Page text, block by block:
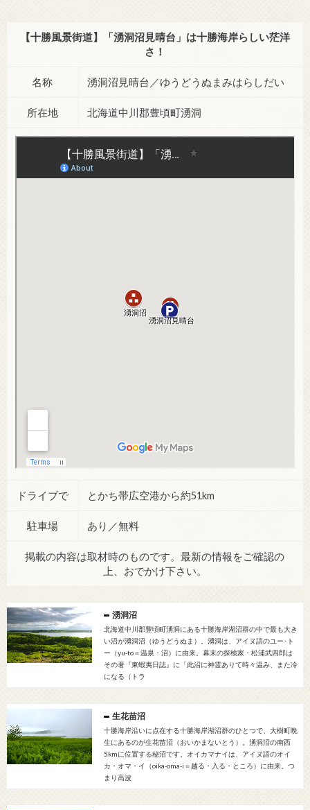
【十勝風景街道】「湧洞沼見晴台」は十勝海岸らしい茫洋
さ！
名称 湧洞沼見晴台／ゆうどうぬまみはらしだい
所在地 北海道中川郡豊頃町湧洞
ドライブで とかち帯広空港から約51km
駐車場 あり／無料
掲載の内容は取材時のものです。最新の情報をご確認の
上、おでかけ下さい。
湧洞沼
北海道中川郡豊頃町湧洞にある十勝海岸湖沼群の中で最も大き
い沼が湧洞沼（ゆうどうぬま）。湧洞は、アイヌ語のユー･ト
ー（yu-to＝温泉・沼）に由来。幕末の探検家・松浦武四郎は
その著『東蝦夷日誌』に「此沼に神霊ありて時々温み、また冷
になる（トラ
生花苗沼
十勝海岸沿いに点在する十勝海岸湖沼群のひとつで、大樹町晩
生にあるのが生花苗沼（おいかまないとう）。湧洞沼の南西
5kmに位置する秘沼です。オイカマナイは、アイヌ語のオイ
カ・オマ・イ（oika-oma-i＝越る・入る・ところ）に由来。つ
まり高波